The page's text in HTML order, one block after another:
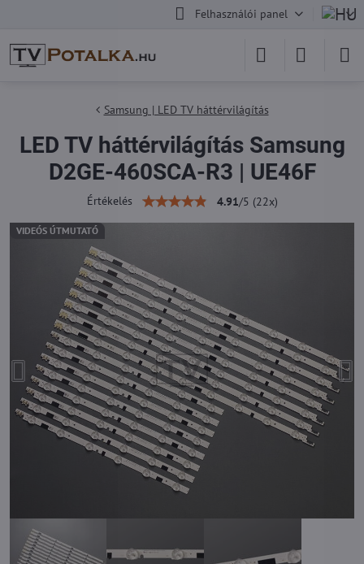
Felhasználói panel
VIDEÓS ÚTMUTATÓ
Samsung | LED TV háttérvilágítás
LED TV háttérvilágítás Samsung
D2GE-460SCA-R3 | UE46F
Értékelés 4.91/5 (22x)